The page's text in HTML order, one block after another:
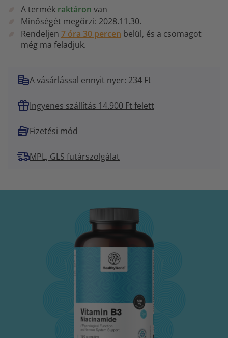
A termék raktáron van
Minőségét megőrzi: 2028.11.30.
Rendeljen 7 óra 30 percen belül, és a csomagot
még ma feladjuk.
A vásárlással ennyit nyer: 234 Ft
Ingyenes szállítás 14.900 Ft felett
Fizetési mód
MPL, GLS futárszolgálat